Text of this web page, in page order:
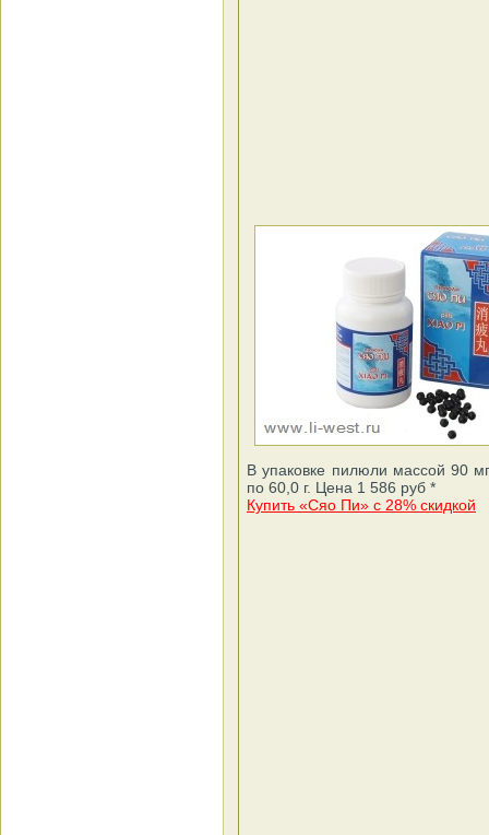
В упаковке пилюли массой 90
по 60,0 г. Цена 1 586 руб *
Купить «Cяо Пи» с 28% скидкой